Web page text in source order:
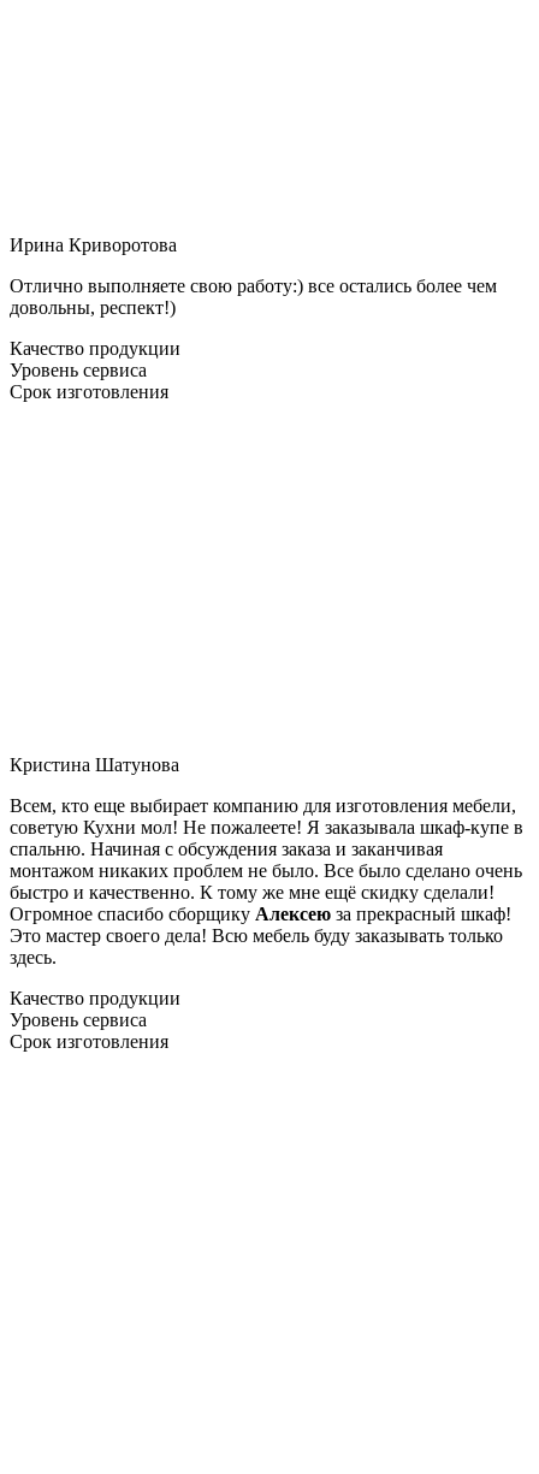
Ирина Криворотова
Отлично выполняете свою работу:) все остались более чем
довольны, респект!)
Качество продукции
Уровень сервиса
Срок изготовления
Кристина Шатунова
Всем, кто еще выбирает компанию для изготовления мебели,
советую Кухни мол! Не пожалеете! Я заказывала шкаф-купе в
спальню. Начиная с обсуждения заказа и заканчивая
монтажом никаких проблем не было. Все было сделано очень
быстро и качественно. К тому же мне ещё скидку сделали!
Огромное спасибо сборщику Алексею за прекрасный шкаф!
Это мастер своего дела! Всю мебель буду заказывать только
здесь.
Качество продукции
Уровень сервиса
Срок изготовления